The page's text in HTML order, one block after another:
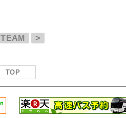
TEAM >
TOP